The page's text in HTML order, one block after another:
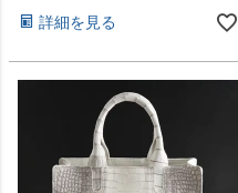
詳細を見る